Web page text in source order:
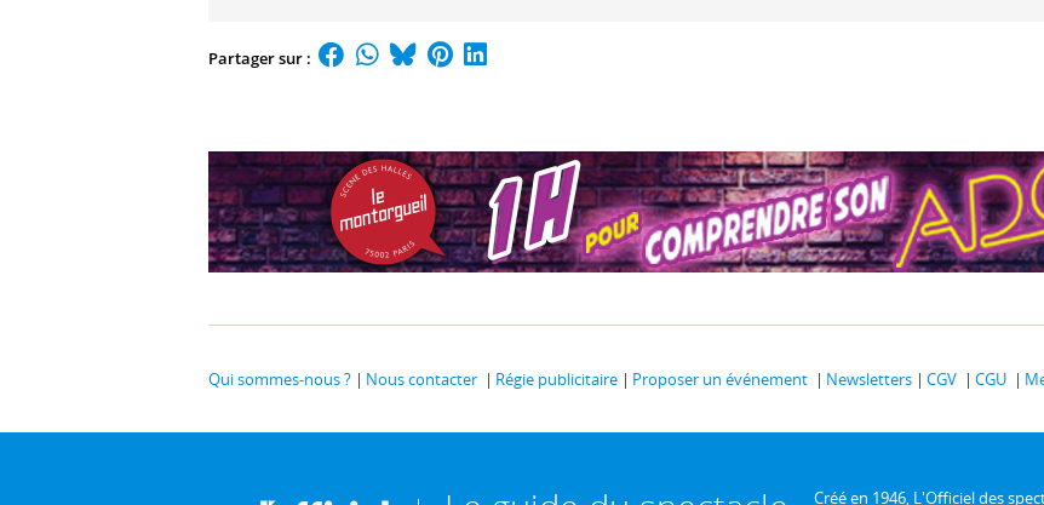
Partager sur :
Qui sommes-nous ? Nous contacter Régie publicitaire Proposer un événement Newsletters CGV CGU
Créé en 1946, L'Officiel des